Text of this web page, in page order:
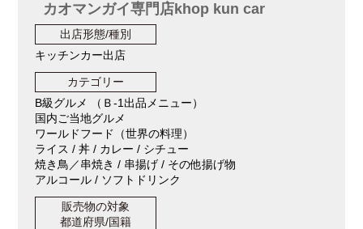
カオマンガイ専門店khop kun car
出店形態/種別
キッチンカー出店
カテゴリー
B級グルメ （Ｂ-1出品メニュー）
国内ご当地グルメ
ワールドフード（世界の料理）
ライス / 丼 / カレー / シチュー
焼き鳥／串焼き / 串揚げ / その他揚げ物
アルコール / ソフトドリンク
販売物の対象
都道府県/国籍